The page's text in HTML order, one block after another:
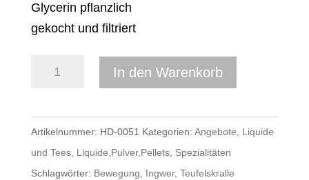
Glycerin pflanzlich
gekocht und filtriert
Ingwer-
im
2,5
Liter
In den Warenkorb
Artikelnummer: HD-0051 Kategorien: Angebote, Liquide
und Tees, Liquide,Pulver,Pellets, Spezialitäten
Schlagwörter: Bewegung, Ingwer, Teufelskralle